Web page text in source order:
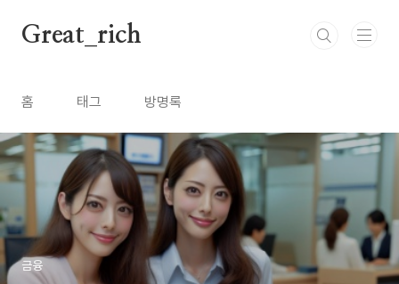
Great_rich
홈 태그 방명록
금융